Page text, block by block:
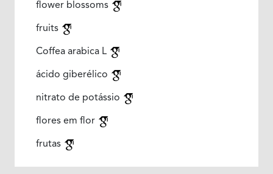
flower blossoms
fruits
Coffea arabica L
ácido giberélico
nitrato de potássio
flores em flor
frutas